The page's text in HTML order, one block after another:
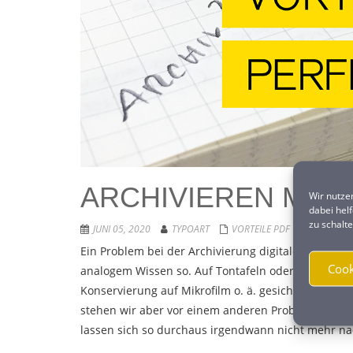
Wir
dabei
zu
ARCHIVIEREN MIT
JUNI 05, 2020 TYPOART VORTEILE PDF NO
Ein Problem bei der Archivierung digitaler
analogem Wissen so. Auf Tontafeln oder Papier
Konservierung auf Mikrofilm o. ä. gesichert. Eine
stehen wir aber vor einem anderen Problem.
lassen sich so durchaus irgendwann nicht mehr